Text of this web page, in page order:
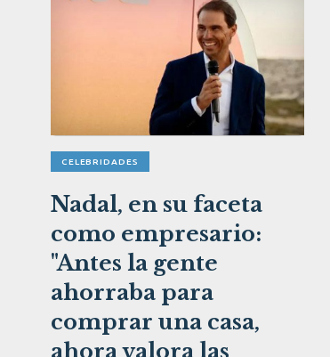
CELEBRIDADES
Nadal, en su faceta
como empresario:
"Antes la gente
ahorraba para
comprar una casa,
ahora valora las